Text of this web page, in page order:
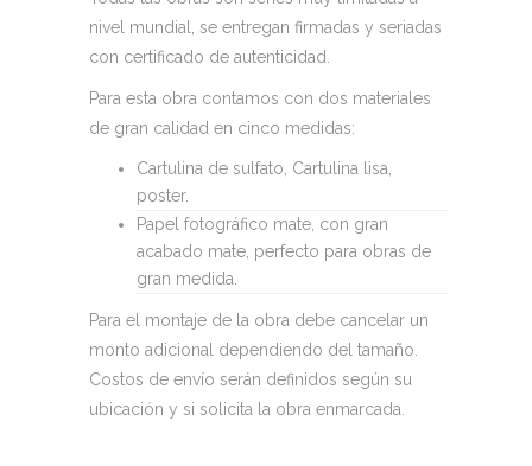
nivel mundial, se entregan firmadas y seriadas
con certificado de autenticidad.
Para esta obra contamos con dos materiales
de gran calidad en cinco medidas:
Cartulina de sulfato, Cartulina lisa,
poster.
Papel fotográfico mate, con gran
acabado mate, perfecto para obras de
gran medida.
Para el montaje de la obra debe cancelar un
monto adicional dependiendo del tamaño.
Costos de envío serán definidos según su
ubicación y si solicita la obra enmarcada.